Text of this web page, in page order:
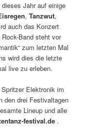
Jahr auf einige
,Tanzwut,
auch das Konzert
Band steht vor
zum letzten Mal
wird dies die letzte
live zu erleben.
Elektronik im
den drei Festivaltagen
Lineup und alle
festival.de .